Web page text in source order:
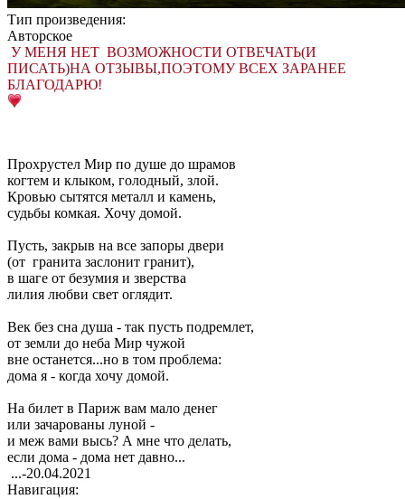
Тип произведения:
Авторское
У МЕНЯ НЕТ ВОЗМОЖНОСТИ ОТВЕЧАТЬ(И
ПИСАТЬ)НА ОТЗЫВЫ,ПОЭТОМУ ВСЕХ ЗАРАНЕЕ
БЛАГОДАРЮ!
Прохрустел Мир по душе до шрамов
когтем и клыком, голодный, злой.
Кровью сытятся металл и камень,
судьбы комкая. Хочу домой.
Пусть, закрыв на все запоры двери
(от гранита заслонит гранит),
в шаге от безумия и зверства
лилия любви свет оглядит.
Век без сна душа - так пусть подремлет,
от земли до неба Мир чужой
вне останется...но в том проблема:
дома я - когда хочу домой.
На билет в Париж вам мало денег
или зачарованы луной -
и меж вами высь? А мне что делать,
если дома - дома нет давно...
...-20.04.2021
Навигация: